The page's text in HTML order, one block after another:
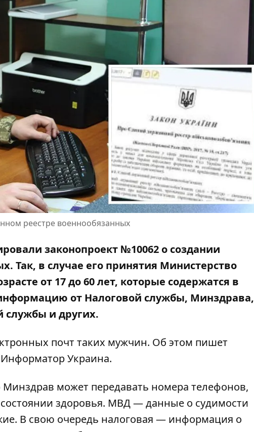
реестре военнообязанных
законопроект №10062 о создании
Так, в случае его принятия Министерство
от 17 до 60лет, которые содержатся в
от Налоговой службы, Минздрава,
и других.
почт таких мужчин. Об этом пишет
Украина.
Минздрав может передавать номера телефонов,
здоровья. МВД — данные о судимости
В свою очередь налоговая — информация о